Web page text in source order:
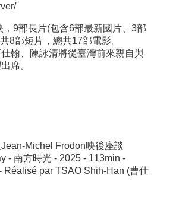
9部長片(包含6部最新國片、3部
8部短片，總共17部電影。
翰、陳詠清將從臺灣前來親自與
席。
Michel Frodon映後座談
- 南方時光 - 2025 - 113min -
Réalisé par TSAO Shih-Han (曹仕